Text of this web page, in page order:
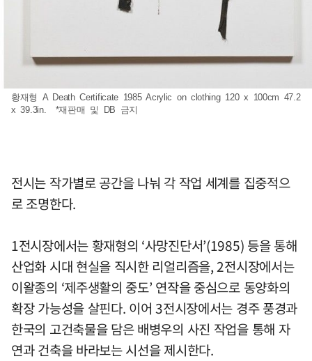
황재형 A Death Certificate 1985 Acrylic on clothing 120 x 100cm 47.2
x 39.3in. *재판매 및 DB 금지
전시는 작가별로 공간을 나눠 각 작업 세계를 집중적으
로 조명한다.
1전시장에서는 황재형의 ‘사망진단서’(1985) 등을 통해
산업화 시대 현실을 직시한 리얼리즘을, 2전시장에서는
이왈종의 ‘제주생활의 중도’ 연작을 중심으로 동양화의
확장 가능성을 살핀다. 이어 3전시장에서는 경주 풍경과
한국의 고건축물을 담은 배병우의 사진 작업을 통해 자
연과 건축을 바라보는 시선을 제시한다.